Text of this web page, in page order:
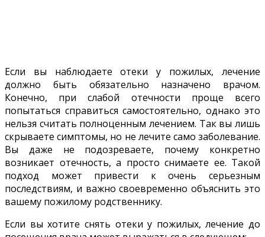
Если вы наблюдаете отеки у пожилых, лечение
должно быть обязательно назначено врачом.
Конечно, при слабой отечности проще всего
попытаться справиться самостоятельно, однако это
нельзя считать полноценным лечением. Так вы лишь
скрываете симптомы, но не лечите само заболевание.
Вы даже не подозреваете, почему конкретно
возникает отечность, а просто снимаете ее. Такой
подход может привести к очень серьезным
последствиям, и важно своевременно объяснить это
вашему пожилому родственнику.
Если вы хотите снять отеки у пожилых, лечение до